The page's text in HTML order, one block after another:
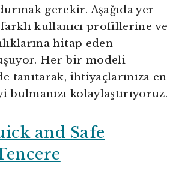
gerekir. Aşağıda yer
kullanıcı profillerine ve
hitap eden
Her bir modeli
tanıtarak, ihtiyaçlarınıza en
bulmanızı kolaylaştırıyoruz.
and Safe